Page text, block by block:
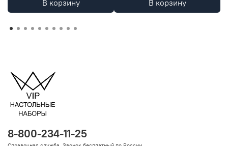
В корзину В корзину
8-800-234-11-25